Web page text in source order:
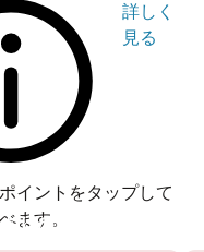
詳しく
見る
イントをタップして
ます。
りがとうございます